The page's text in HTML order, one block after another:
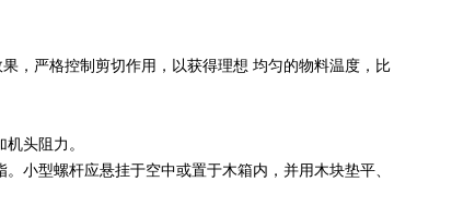
，严格控制剪切作用，以获得理想 均匀的物料温度，比
头阻力。
小型螺杆应悬挂于空中或置于木箱内，并用木块垫平、